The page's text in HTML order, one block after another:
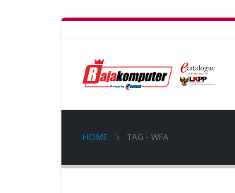
HOME TAG -WFA